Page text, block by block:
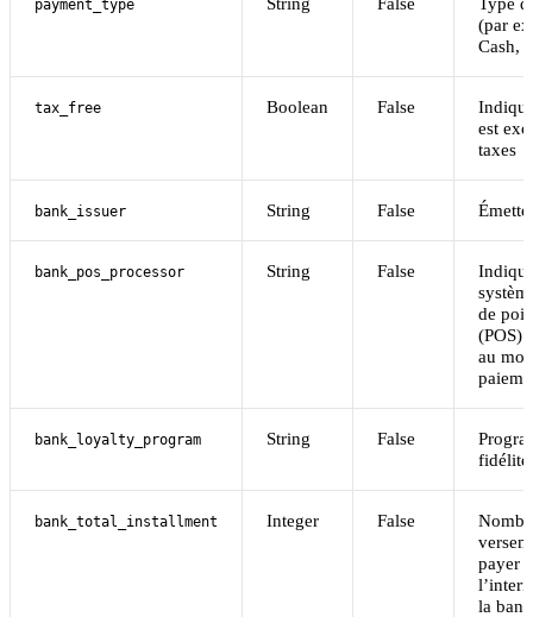
payment_type
(par
Cash,
tax_free Boolean False
est
taxes
bank_issuer String False
bank_pos_processor String False
de
(POS)
au
bank_loyalty_program String False
fidélité
bank_total_installment Integer False
payer
la